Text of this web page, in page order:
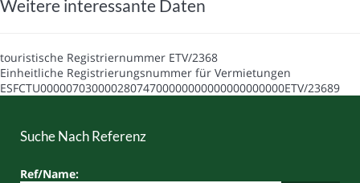
Weitere interessante Daten
touristische Registriernummer ETV/2368
Einheitliche Registrierungsnummer für Vermietungen
ESFCTU00000703000028074700000000000000000000ETV/23689
Suche Nach Referenz
Ref/Name: